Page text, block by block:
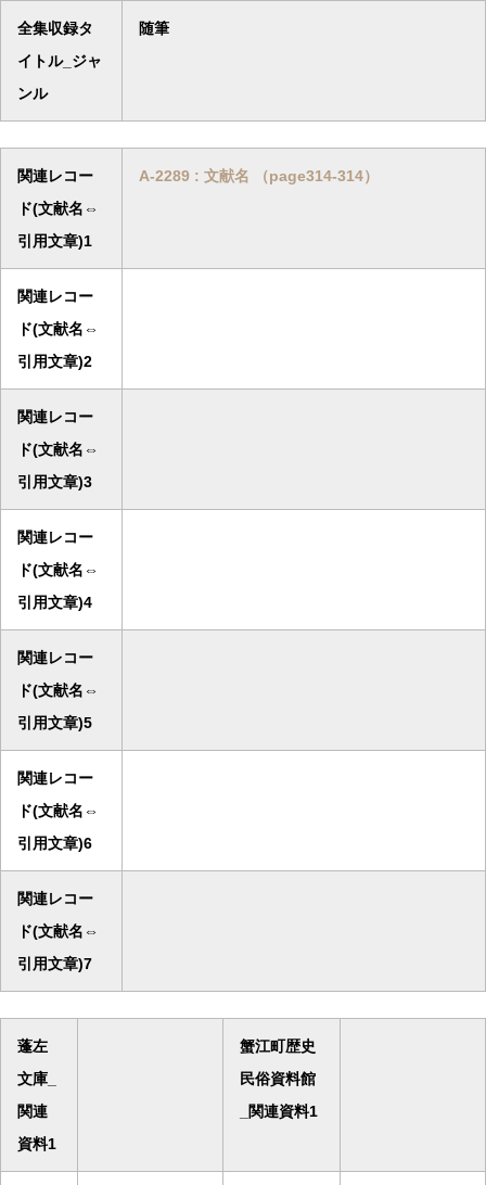
全集収録タ
イトル_ジャ
ンル
随筆
関連レコー
ド(文献名⇔
引用文章)1
A-2289 : 文献名 （page314-314）
関連レコー
ド(文献名⇔
引用文章)2
関連レコー
ド(文献名⇔
引用文章)3
関連レコー
ド(文献名⇔
引用文章)4
関連レコー
ド(文献名⇔
引用文章)5
関連レコー
ド(文献名⇔
引用文章)6
関連レコー
ド(文献名⇔
引用文章)7
蓬左
文庫_
関連
資料1
蟹江町歴史
民俗資料館
_関連資料1